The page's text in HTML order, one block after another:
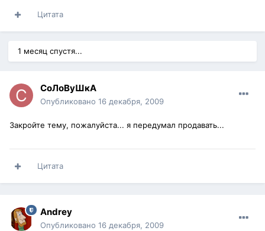
Цитата
1 месяц спустя...
СоЛоВуШкА
Опубликовано 16 декабря, 2009
Закройте тему, пожалуйста... я передумал продавать...
Цитата
Andrey
Опубликовано 16 декабря, 2009